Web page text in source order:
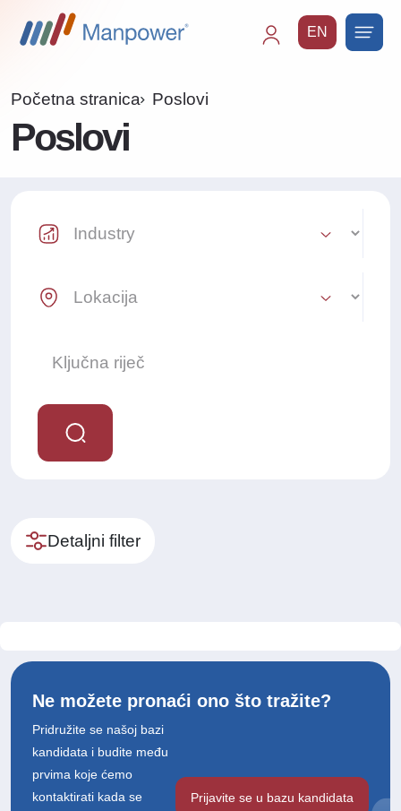
EN
Početna stranica Poslovi
Poslovi
Industry Select
Location Select
Detaljni filter
Ne možete pronaći ono što tražite?
Pridružite se našoj bazi
kandidata i budite među
prvima koje ćemo
kontaktirati kada se
Prijavite se u bazu kandidata